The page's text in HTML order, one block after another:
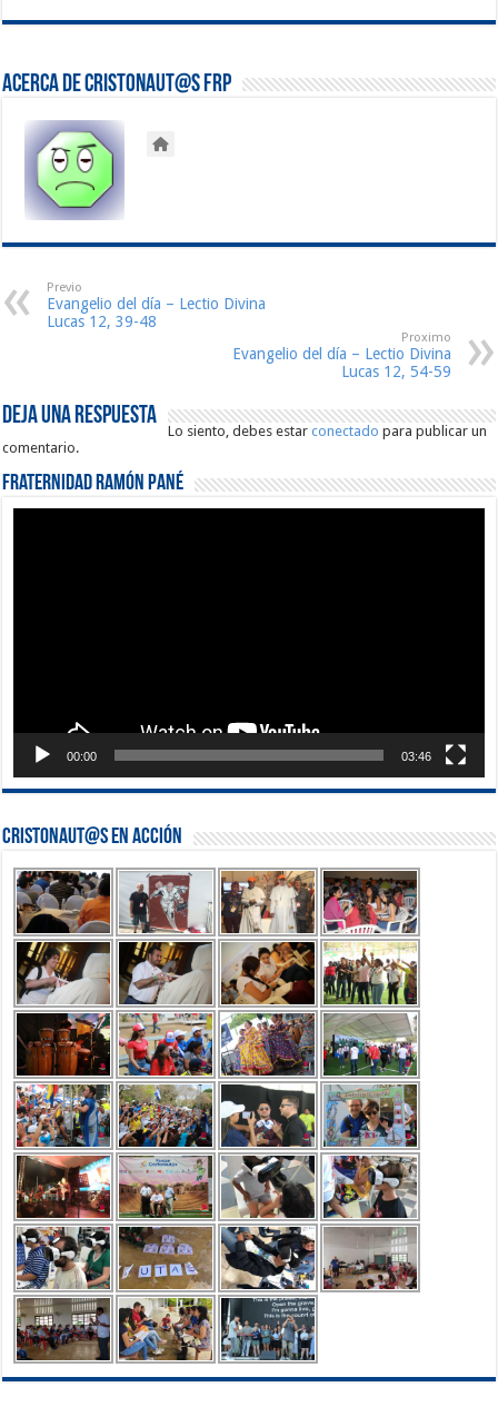
Acerca de Cristonaut@s FRP
Previo
Evangelio del día – Lectio Divina
Lucas 12, 39-48
Proximo
Evangelio del día – Lectio Divina
Lucas 12, 54-59
Deja una respuesta
Lo siento, debes estarconectado para publicar un
comentario.
Fraternidad Ramón Pané
00:00 03:46
Cristonaut@s en Acción